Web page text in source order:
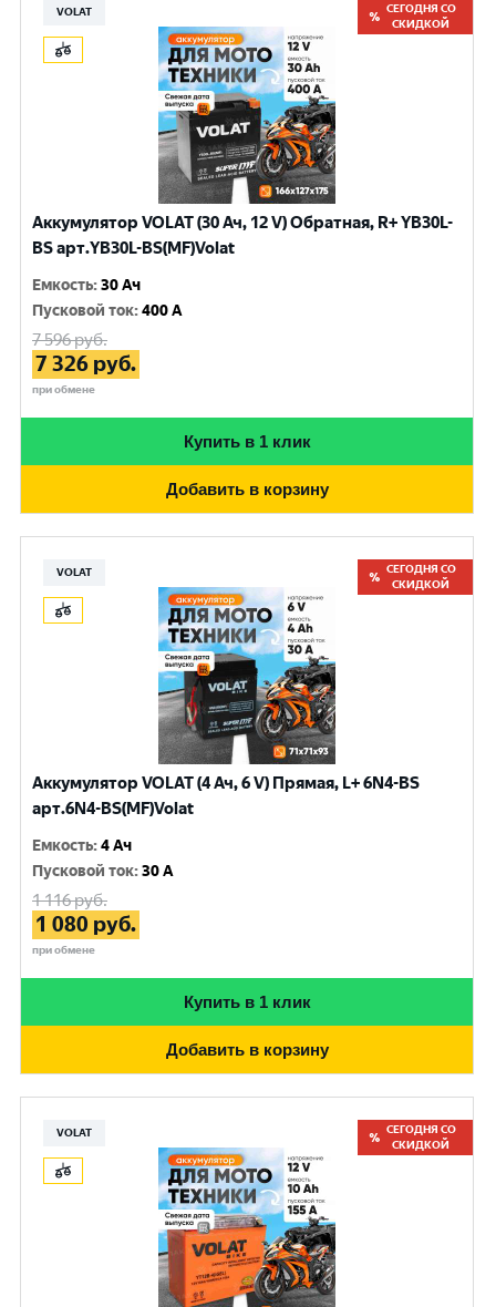
VOLAT
СЕГОДНЯ СО
СКИДКОЙ
Аккумулятор VOLAT (30 Ач, 12 V) Обратная, R+ YB30L-
BS арт.YB30L-BS(MF)Volat
Емкость:30 Ач
Пусковой ток:400 A
7 596руб.
7 326 руб.
при обмене
Купить в 1 клик
Добавить в корзину
VOLAT
СЕГОДНЯ СО
СКИДКОЙ
Аккумулятор VOLAT (4 Ач, 6 V) Прямая, L+ 6N4-BS
арт.6N4-BS(MF)Volat
Емкость:4 Ач
Пусковой ток:30 A
1 116руб.
1 080 руб.
при обмене
Купить в 1 клик
Добавить в корзину
VOLAT
СЕГОДНЯ СО
СКИДКОЙ